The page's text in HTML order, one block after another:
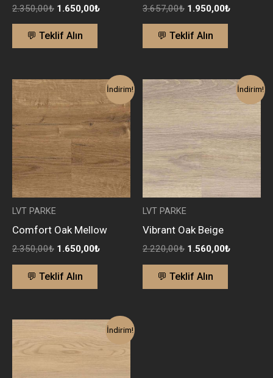
2.350,00₺ 1.650,00₺
💬 Teklif Alın
3.657,00₺ 1.950,00₺
💬 Teklif Alın
İndirim!
LVT PARKE
Comfort Oak Mellow
2.350,00₺
Orijinal
fiyat:
2.350,00₺.
1.650,00₺
Şu
andaki
fiyat:
1.650,00₺.
💬 Teklif Alın
İndirim!
LVT PARKE
Vibrant Oak Beige
2.220,00₺
Orijinal
fiyat:
2.220,00₺.
1.560,00₺
Şu
andaki
fiyat:
💬 Teklif Alın
İndirim!
fiyat:
2.350,00₺.
Şu
andaki
fiyat: